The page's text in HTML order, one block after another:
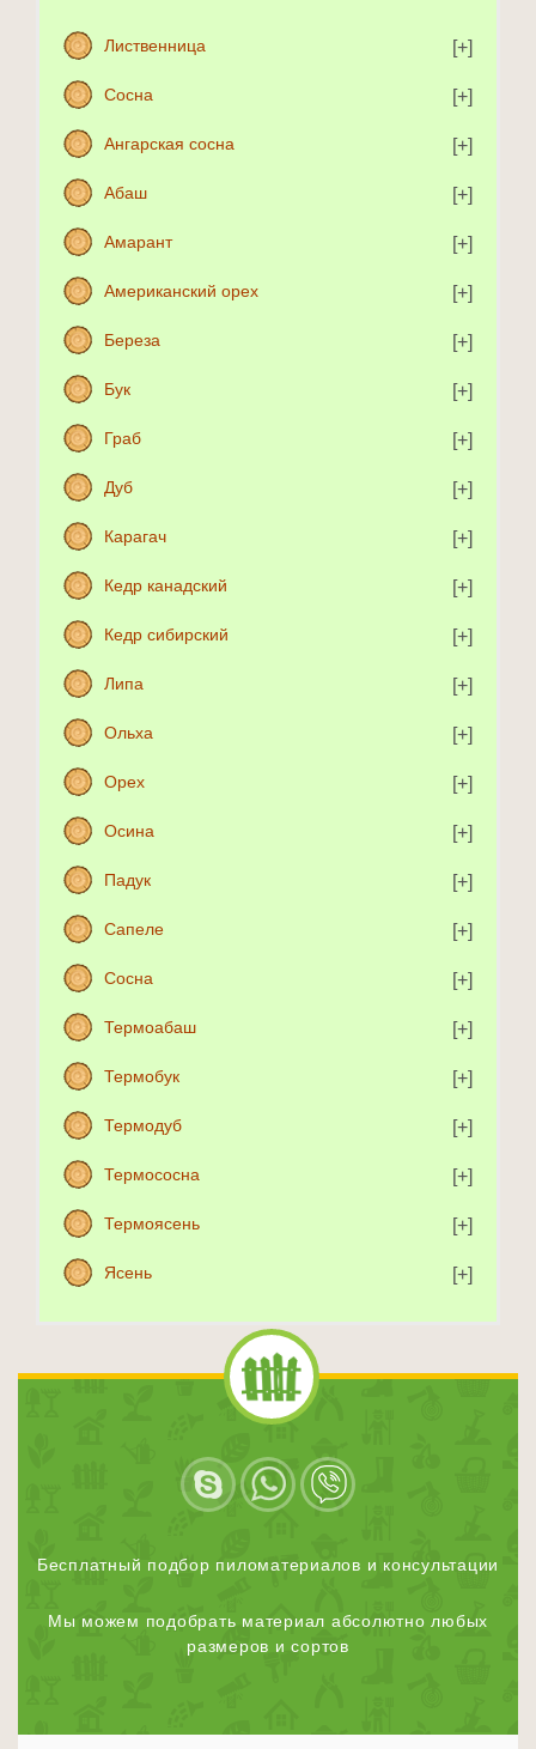
Лиственница
Сосна
Ангарская сосна
Абаш
Амарант
Американский орех
Береза
Бук
Граб
Дуб
Карагач
Кедр канадский
Кедр сибирский
Липа
Ольха
Орех
Осина
Падук
Сапеле
Сосна
Термоабаш
Термобук
Термодуб
Термососна
Термоясень
Ясень
Бесплатный подбор пиломатериалов и консультации
Мы можем подобрать материал абсолютно любых
размеров и сортов